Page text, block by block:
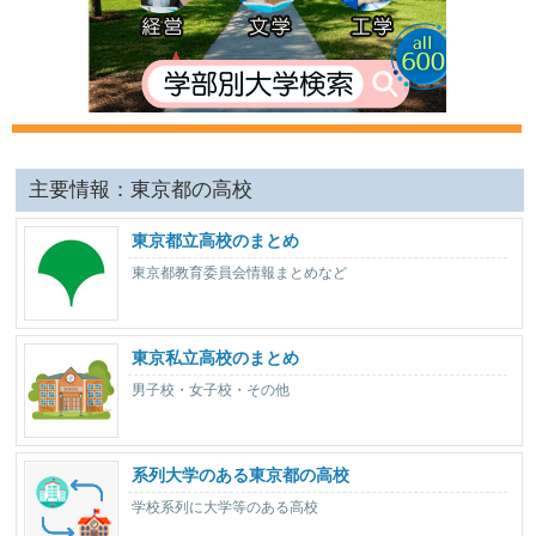
主要情報：東京都の高校
東京都立高校のまとめ
東京都教育委員会情報まとめなど
東京私立高校のまとめ
男子校・女子校・その他
系列大学のある東京都の高校
学校系列に大学等のある高校